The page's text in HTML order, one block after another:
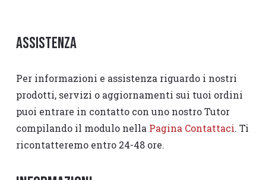
Assistenza
Per informazioni e assistenza riguardo i nostri
prodotti, servizi o aggiornamenti sui tuoi ordini
puoi entrare in contatto con uno nostro Tutor
compilando il modulo nella Pagina Contattaci. Ti
ricontatteremo entro 24-48 ore.